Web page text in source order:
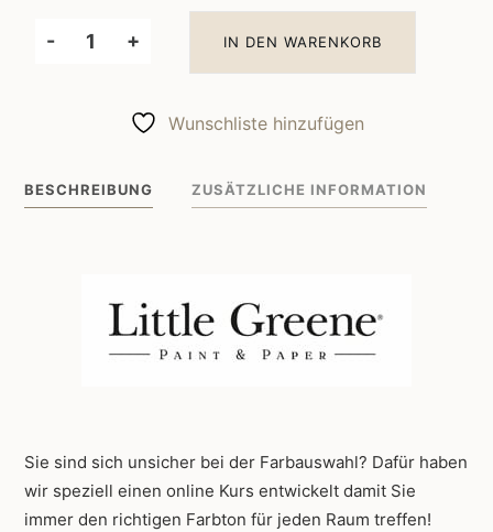
-
Little
Wandfarbe
119
+ IN DEN WARENKORB
Wunschliste hinzufügen
BESCHREIBUNG ZUSÄTZLICHE INFORMATION
Sie sind sich unsicher bei der Farbauswahl? Dafür haben
wir speziell einen online Kurs entwickelt damit Sie
immer den richtigen Farbton für jeden Raum treffen!